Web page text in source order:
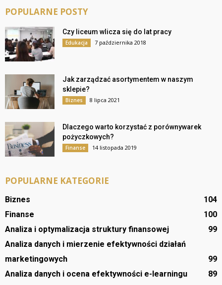
POPULARNE POSTY
Czy liceum wlicza się do lat pracy
Edukacja 7 października 2018
Jak zarządzać asortymentem w naszym
sklepie?
Biznes 8 lipca 2021
Dlaczego warto korzystać z porównywarek
pożyczkowych?
Finanse 14 listopada 2019
POPULARNE KATEGORIE
Biznes
104
Finanse
100
Analiza i optymalizacja struktury finansowej
99
Analiza danych i mierzenie efektywności działań
marketingowych
99
Analiza danych i ocena efektywności e-learningu
89